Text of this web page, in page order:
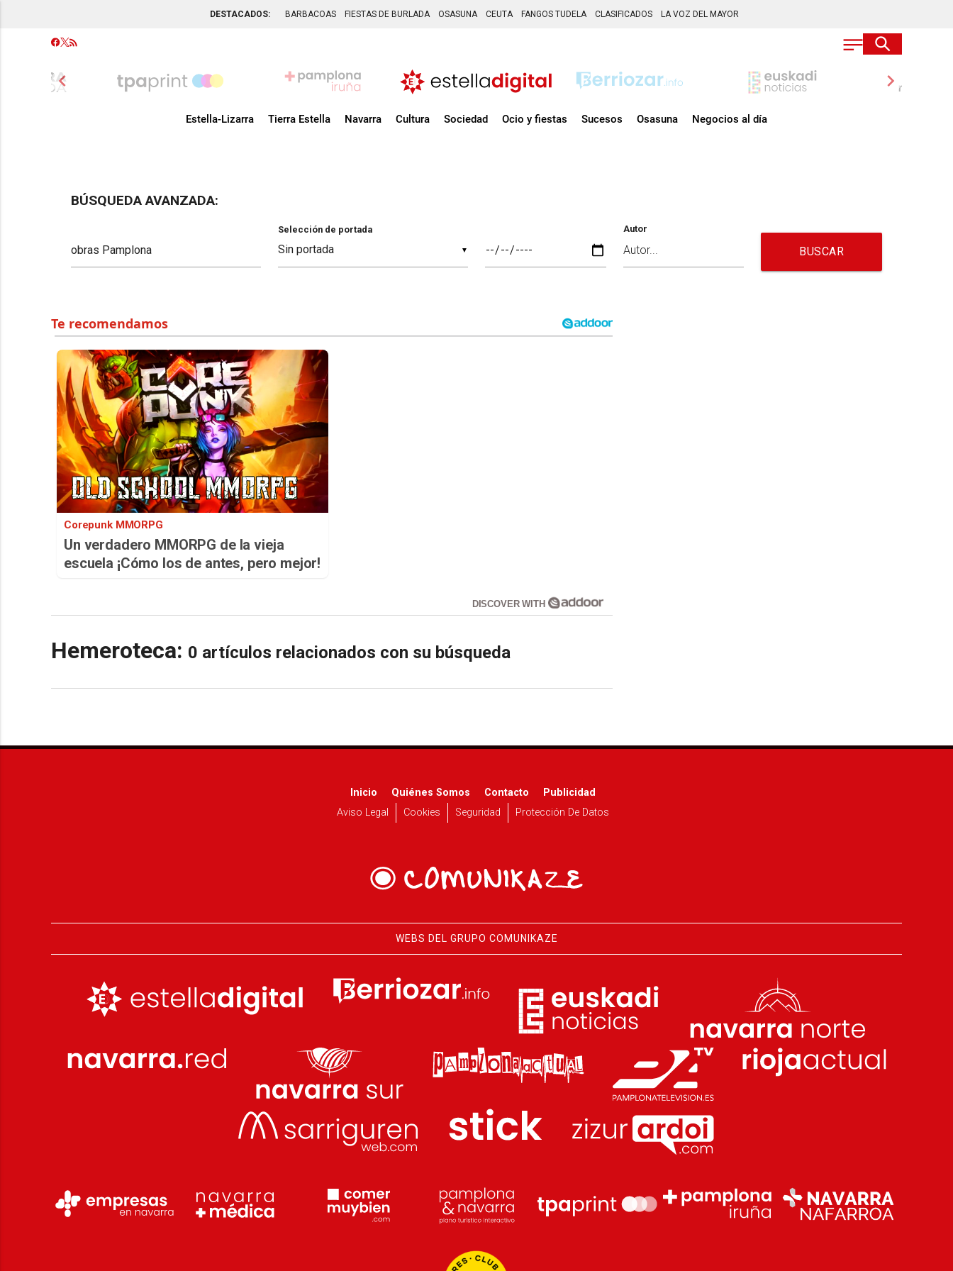
DESTACADOS: BARBACOAS FIESTAS DE BURLADA OSASUNA CEUTA FANGOS TUDELA CLASIFICADOS LA VOZ DEL MAYOR
chevron_left chevron_right
Estella-Lizarra Tierra Estella Navarra Cultura Sociedad Ocio y fiestas Sucesos Osasuna Negocios al día
BÚSQUEDA AVANZADA:
▼
Selección de portada Autor
BUSCAR
Corepunk MMORPG
Un verdadero MMORPG de la vieja
escuela ¡Cómo los de antes, pero mejor!
DISCOVER WITH
Hemeroteca: 0 artículos relacionados con su búsqueda
Inicio Quiénes Somos Contacto
Publicidad
Aviso Legal
Cookies Seguridad Protección De Datos
WEBS DEL GRUPO COMUNIKAZE